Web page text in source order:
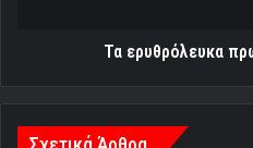
Τα ερυθρόλευκα